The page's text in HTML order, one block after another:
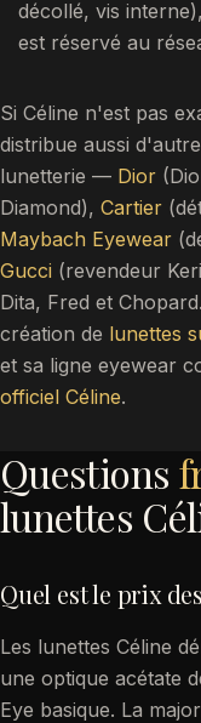
décollé, vis
est réservé au
Si Céline n'est pas
distribue aussi
lunetterie — Dior
Diamond), Cartier
Maybach Eyewear
Gucci (revendeur
Dita, Fred et
création de lunettes
et sa ligne eyewear
officiel Céline.
Questions
lunettes
Quel est le prix
Les lunettes Céline
une optique acétate
Eye basique. La